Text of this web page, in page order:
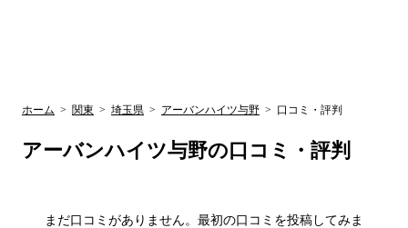
ホーム > 関東 > 埼玉県 > アーバンハイツ与野 > 口コミ・評判
アーバンハイツ与野の口コミ・評判
まだ口コミがありません。最初の口コミを投稿してみま